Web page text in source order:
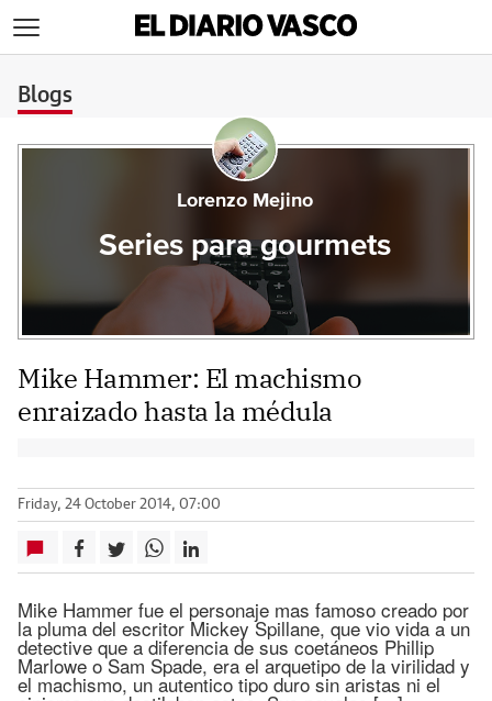
Blogs
Lorenzo Mejino
Series para gourmets
Mike Hammer: El machismo
enraizado hasta la médula
Friday, 24 October 2014, 07:00
Mike Hammer fue el personaje mas famoso creado por
la pluma del escritor Mickey Spillane, que vio vida a un
detective que a diferencia de sus coetáneos Phillip
Marlowe o Sam Spade, era el arquetipo de la virilidad y
el machismo, un autentico tipo duro sin aristas ni el